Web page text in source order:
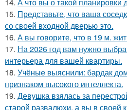
15. Представьте, что ваша
со своей входной дверью это.
16. А вы говорите, что в 19 м.
17. На 2026 год вам нужно
интерьера для вашей квартиры.
18. Учёные выяснили: бардак
признаком высокого интеллекта.
19. Девушка взялась за
старой развалюхи, а вы в своей